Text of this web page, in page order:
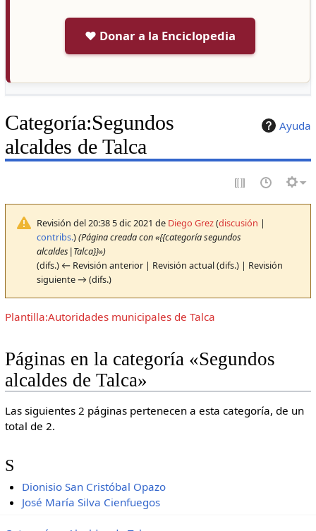
❤️ Donar a la Enciclopedia
Ayuda
Categoría:Segundos
alcaldes de Talca
Revisión del 20:38 5 dic 2021 de Diego Grez(discusión |
contribs.)(Página creada con «{{categoría segundos
alcaldes|Talca}}»)
(difs.) ← Revisión anterior | Revisión actual (difs.) | Revisión
siguiente → (difs.)
Plantilla:Autoridades municipales de Talca
Páginas en la categoría «Segundos
alcaldes de Talca»
Las siguientes 2 páginas pertenecen a esta categoría, de un
total de 2.
S
Dionisio San Cristóbal Opazo
José María Silva Cienfuegos